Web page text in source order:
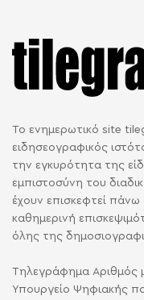
Το ενημερωτικό site
ειδησεογραφικός
την εγκυρότητα της
εμπιστοσύνη του
έχουν επισκεφτεί
καθημερινή
όλης της
Τηλεγράφημα Αριθμός
Υπουργείο Ψηφιακής